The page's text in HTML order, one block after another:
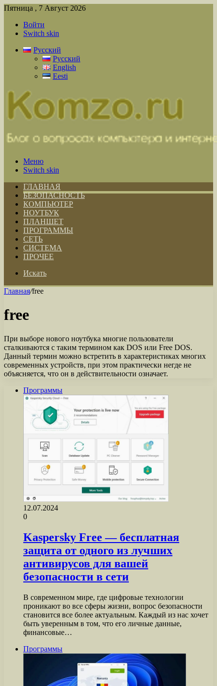
Пятница , 7 Август 2026
Войти
Switch skin
Русский
Русский
English
Eesti
Меню
Switch skin
ГЛАВНАЯ
БЕЗОПАСНОСТЬ
КОМПЬЮТЕР
НОУТБУК
ПЛАНШЕТ
ПРОГРАММЫ
СЕТЬ
СИСТЕМА
ПРОЧЕЕ
Искать
Главная/free
free
При выборе нового ноутбука многие пользователи
сталкиваются с таким термином как DOS или Free DOS.
Данный термин можно встретить в характеристиках многих
современных устройств, при этом практически негде не
объясняется, что он в действительности означает.
Программы
12.07.2024
0
Kaspersky Free — бесплатная
защита от одного из лучших
антивирусов для вашей
безопасности в сети
В современном мире, где цифровые технологии
проникают во все сферы жизни, вопрос безопасности
становится все более актуальным. Каждый из нас хочет
быть уверенным в том, что его личные данные,
финансовые…
Программы